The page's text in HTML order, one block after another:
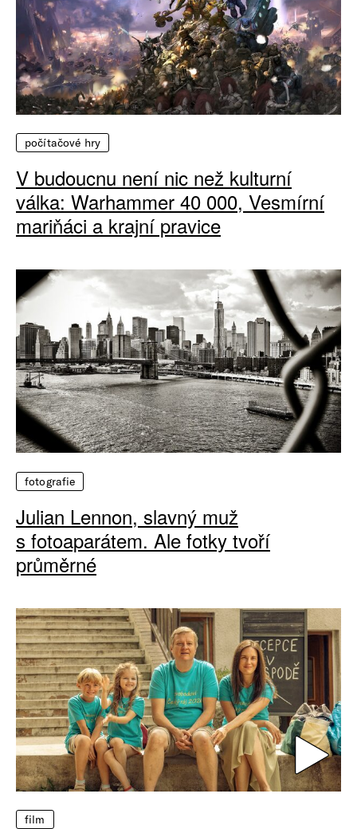
počítačové hry
V budoucnu není nic než kulturní
válka: Warhammer 40 000, Vesmírní
mariňáci a krajní pravice
fotografie
Julian Lennon, slavný muž
s fotoaparátem. Ale fotky tvoří
průměrné
film